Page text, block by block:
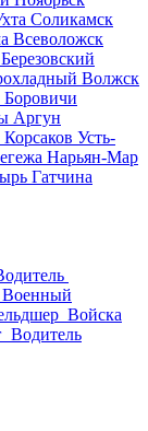
Соликамск
Всеволожск
Березовский
Волжск
Боровичи
Аргун
Корсаков Усть-
Нарьян-Мар
Гатчина
Военный
Войска
Водитель